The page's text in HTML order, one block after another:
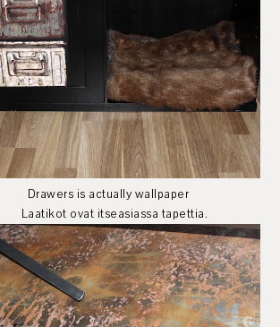
actually wallpaper
itseasiassa tapettia.